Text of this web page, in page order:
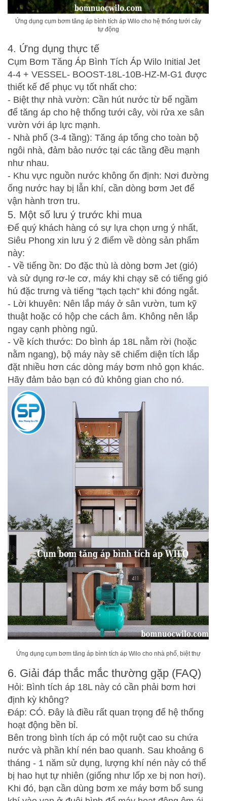
Ứng dụng cụm bơm tăng áp bình tích áp Wilo cho hệ thống tưới cây
tự động
4. Ứng dụng thực tế
Cụm Bơm Tăng Áp Bình Tích Áp Wilo Initial Jet
4-4 + VESSEL- BOOST-18L-10B-HZ-M-G1 được
thiết kế để phục vụ tốt nhất cho:
- Biệt thự nhà vườn: Cần hút nước từ bể ngầm
để tăng áp cho hệ thống tưới cây, vòi rửa xe sân
vườn với áp lực mạnh.
- Nhà phố (3-4 tầng): Tăng áp tổng cho toàn bộ
ngôi nhà, đảm bảo nước tại các tầng đều mạnh
như nhau.
- Khu vực nguồn nước không ổn định: Nơi đường
ống nước hay bị lẫn khí, cần dòng bơm Jet để
vận hành trơn tru.
5. Một số lưu ý trước khi mua
Để quý khách hàng có sự lựa chọn ưng ý nhất,
Siêu Phong xin lưu ý 2 điểm về dòng sản phẩm
này:
- Về tiếng ồn: Do đặc thù là dòng bơm Jet (gió)
và sử dụng rơ-le cơ, máy khi chạy sẽ có tiếng gió
hú đặc trưng và tiếng "tạch tạch" khi đóng ngắt.
- Lời khuyên: Nên lắp máy ở sân vườn, tum kỹ
thuật hoặc có hộp che cách âm. Không nên lắp
ngay cạnh phòng ngủ.
- Về kích thước: Do bình áp 18L nằm rời (hoặc
nằm ngang), bộ máy này sẽ chiếm diện tích lắp
đặt nhiều hơn các dòng máy bơm nhỏ gọn khác.
Hãy đảm bảo bạn có đủ không gian cho nó.
Ứng dụng cụm bơm tăng áp bình tích áp Wilo cho nhà phố, biệt thự
6. Giải đáp thắc mắc thường gặp (FAQ)
Hỏi: Bình tích áp 18L này có cần phải bơm hơi
định kỳ không?
Đáp: CÓ. Đây là điều rất quan trọng để hệ thống
hoạt động bền bỉ.
Bên trong bình tích áp có một ruột cao su chứa
nước và phần khí nén bao quanh. Sau khoảng 6
tháng - 1 năm sử dụng, lượng khí nén này có thể
bị hao hụt tự nhiên (giống như lốp xe bị non hơi).
Khi đó, bạn cần dùng bơm xe máy bơm bổ sung